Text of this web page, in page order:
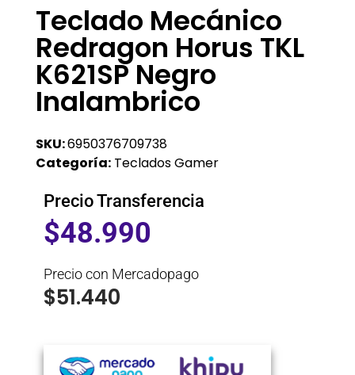
Teclado Mecánico
Redragon Horus TKL
K621SP Negro
Inalambrico
SKU:6950376709738
Categoría: Teclados Gamer
Precio Transferencia
$48.990
Precio con Mercadopago
$51.440